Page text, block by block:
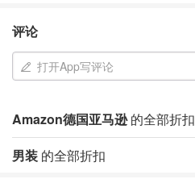
评论
打开App写评论
Amazon德国亚马逊的全部折扣
男装 的全部折扣